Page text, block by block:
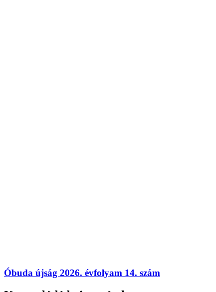
Óbuda újság 2026. évfolyam 14. szám